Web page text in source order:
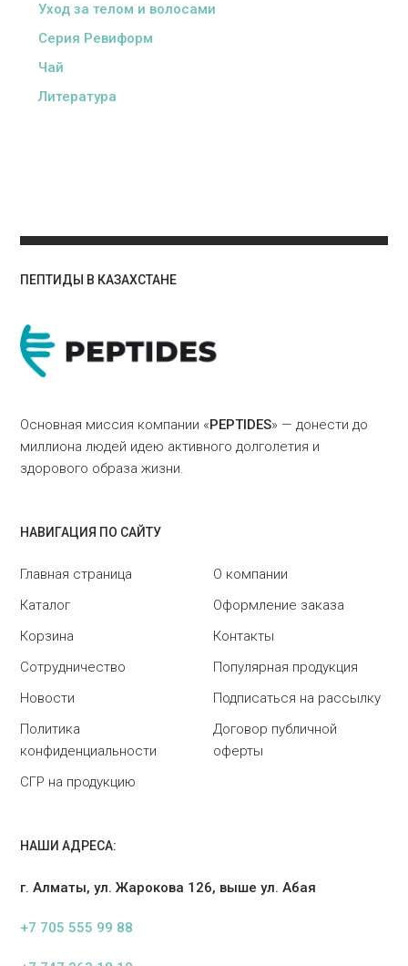
Уход за телом и волосами
Серия Ревиформ
Чай
Литература
ПЕПТИДЫ В КАЗАХСТАНЕ
Основная миссия компании «PEPTIDES» — донести до
миллиона людей идею активного долголетия и
здорового образа жизни.
НАВИГАЦИЯ ПО САЙТУ
Главная страница
О компании
Каталог
Оформление заказа
Корзина
Контакты
Сотрудничество
Популярная продукция
Новости
Подписаться на рассылку
Политика
конфиденциальности
Договор публичной
оферты
СГР на продукцию
НАШИ АДРЕСА:
г. Алматы, ул. Жарокова 126, выше ул. Абая
+7 705 555 99 88